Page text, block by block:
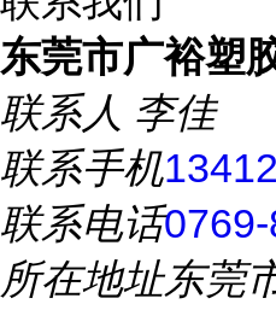
东莞市广裕塑
联系人 李佳
联系手机
联系电话
所在地址东莞